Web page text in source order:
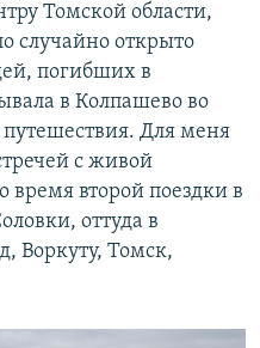
Томской области,
случайно открыто
погибших в
в Колпашево во
Для меня
с живой
время второй поездки в
оттуда в
Воркуту, Томск,